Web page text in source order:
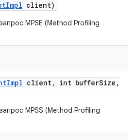
Impl client)
MPSE (Method Profiling
Impl client, int bufferSize ,
MPSS (Method Profiling